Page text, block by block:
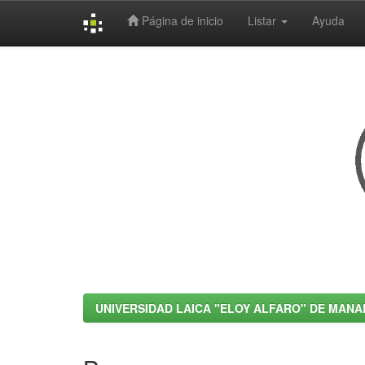
Página de inicio Listar Ayuda
UNIVERSIDAD LAICA "ELOY ALFARO" DE